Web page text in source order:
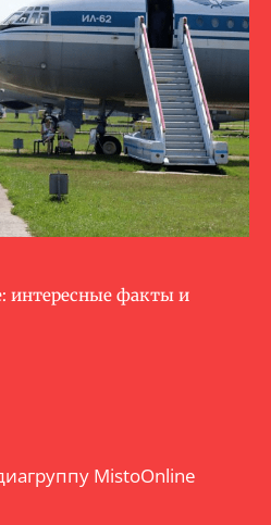
интересные факты и
MistoOnline